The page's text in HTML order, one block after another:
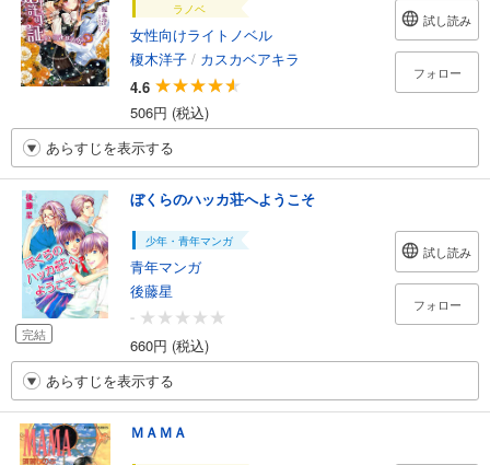
ラノベ
女性向けライトノベル
榎木洋子 / カスカベアキラ
4.6
506円 (税込)
試し読み
フォロー
あらすじを表示する
完結
ぼくらのハッカ荘へようこそ
少年・青年マンガ
青年マンガ
後藤星
-
660円 (税込)
試し読み
フォロー
あらすじを表示する
ＭＡＭＡ